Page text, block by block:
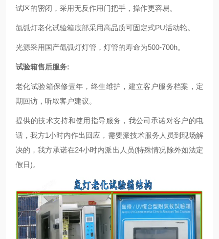
试区的密闭，采用无反作用门把手，操作更容易。
氙弧灯老化试验箱底部采用高品质可固定式PU活动轮。
光源采用国产氙弧灯灯管，灯管的寿命为500-700h。
试验箱售后服务:
老化试验箱保修壹年，终生维护，建立客户服务档案，定
期回访，听取客户建议。
提供的技术支持和使用指导服务，我公司承诺对客户的电
话，我方1小时内作出回应，需要派技术服务人员到现场解
决的，我方承诺在24小时内派出人员(特殊情况除外如法定
假日)。